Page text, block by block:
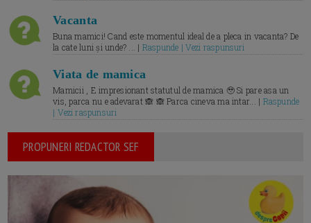
Vacanta
Buna mamici! Cand este momentul ideal de a pleca in vacanta? De
la cate luni și unde? ... | Raspunde | Vezi raspunsuri
Viata de mamica
Mamicii , E impresionant statutul de mamica 🥹 Si pare asa un
vis, parca nu e adevarat 🙈 🙈 Parca cineva ma intar... | Raspunde
| Vezi raspunsuri
PROPUNERI REDACTOR SEF